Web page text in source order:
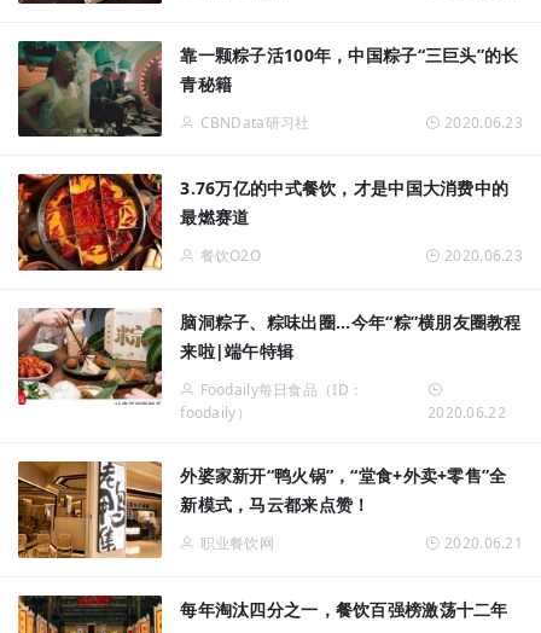
靠一颗粽子活100年，中国粽子“三巨头”的长
青秘籍
CBNData研习社 2020.06.23
3.76万亿的中式餐饮，才是中国大消费中的
最燃赛道
餐饮O2O 2020.06.23
脑洞粽子、粽味出圈...今年“粽”横朋友圈教程
来啦|端午特辑
Foodaily每日食品（ID：
foodaily）
2020.06.22
外婆家新开“鸭火锅”，“堂食+外卖+零售”全
新模式，马云都来点赞！
职业餐饮网 2020.06.21
每年淘汰四分之一，餐饮百强榜激荡十二年